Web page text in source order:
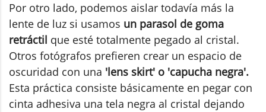
Por otro lado, podemos aislar todavía más la
lente de luz si usamos un parasol de goma
retráctil que esté totalmente pegado al cristal.
Otros fotógrafos prefieren crear un espacio de
oscuridad con una 'lens skirt' o 'capucha negra'.
Esta práctica consiste básicamente en pegar con
cinta adhesiva una tela negra al cristal dejando